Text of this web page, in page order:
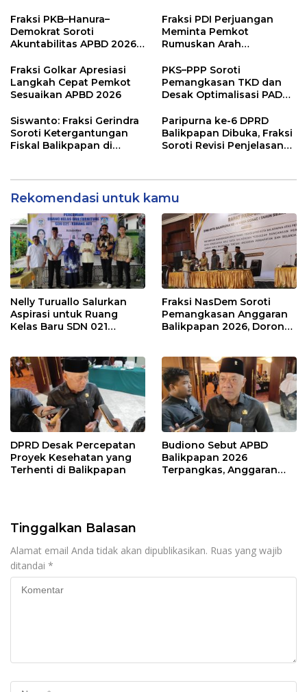
Fraksi PKB–Hanura–
Demokrat Soroti
Akuntabilitas APBD 2026
Pengawasan Belanja
Modal
Fraksi PDI Perjuangan
Meminta Pemkot
Rumuskan Arah
Terukur sebagai
Penyangga IKN
Fraksi Golkar Apresiasi
Langkah Cepat Pemkot
Sesuaikan APBD 2026
PKS–PPP Soroti
Pemangkasan TKD dan
Desak Optimalisasi PAD
Balikpapan 2026
Siswanto: Fraksi Gerindra
Soroti Ketergantungan
Fiskal Balikpapan di
Paripurna ke-6 DPRD
Balikpapan Dibuka, Fraksi
Soroti Revisi Penjelasan
Rekomendasi untuk kamu
Nelly Turuallo Salurkan
Aspirasi untuk Ruang
Kelas Baru SDN 021
Fraksi NasDem Soroti
Pemangkasan Anggaran
Balikpapan 2026, Dorong
DPRD Desak Percepatan
Proyek Kesehatan yang
Terhenti di Balikpapan
Budiono Sebut APBD
Balikpapan 2026
Terpangkas, Anggaran
Tinggalkan Balasan
Alamat email Anda tidak akan dipublikasikan. Ruas yang wajib
ditandai *